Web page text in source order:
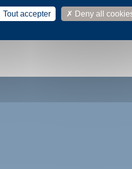
biographie et la bibliographie de Nathalie
Tout accepter Deny all